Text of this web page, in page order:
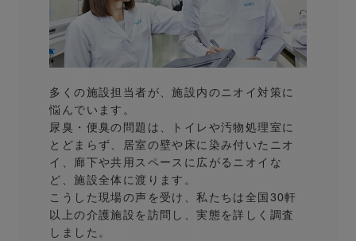
多くの施設担当者が、施設内のニオイ対策に
悩んでいます 。
尿臭・便臭の問題は、トイレや汚物処理室に
とどまらず、居室の壁や床に染み付いたニオ
イ、廊下や共用スペースに広がるニオイな
ど、施設全体に渡ります。
こうした現場の声を受け、私たちは全国30軒
以上の介護施設を訪問し、実態を詳しく調査
しました。